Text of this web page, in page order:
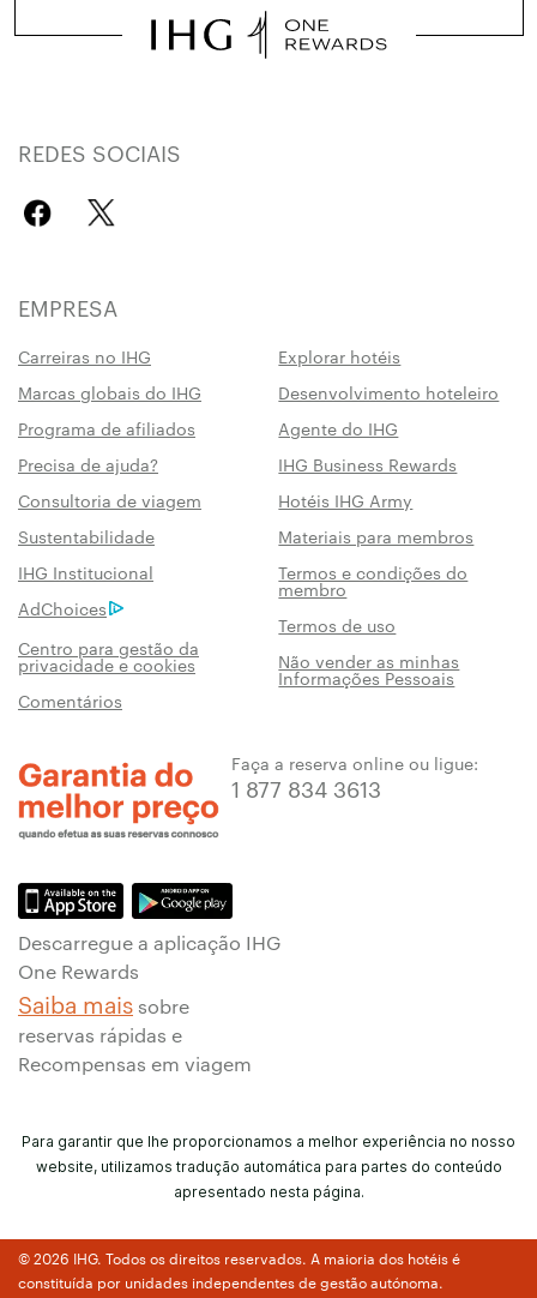
REDES SOCIAIS
EMPRESA
Carreiras no IHG
Explorar hotéis
Marcas globais do IHG
Desenvolvimento hoteleiro
Programa de afiliados
Agente do IHG
Precisa de ajuda?
IHG Business Rewards
Consultoria de viagem
Hotéis IHG Army
Sustentabilidade
Materiais para membros
IHG Institucional
Termos e condições do
membro
AdChoices
Termos de uso
Centro para gestão da
privacidade e cookies Não vender as minhas
Informações Pessoais
Comentários
Faça a reserva online ou ligue:
1 877 834 3613
Descarregue a aplicação IHG
One Rewards
Saiba mais sobre
reservas rápidas e
Recompensas em viagem
Para garantir que lhe proporcionamos a melhor experiência no nosso
website, utilizamos tradução automática para partes do conteúdo
apresentado nesta página.
© 2026 IHG. Todos os direitos reservados. A maioria dos hotéis é
constituída por unidades independentes de gestão autónoma.